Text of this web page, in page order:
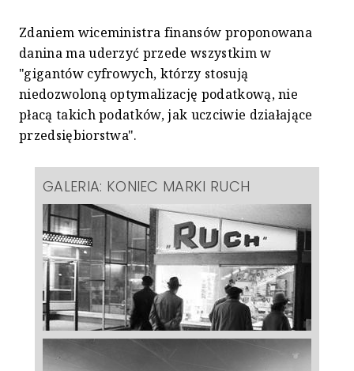
Zdaniem wiceministra finansów proponowana
danina ma uderzyć przede wszystkim w
"gigantów cyfrowych, którzy stosują
niedozwoloną optymalizację podatkową, nie
płacą takich podatków, jak uczciwie działające
przedsiębiorstwa".
GALERIA: KONIEC MARKI RUCH